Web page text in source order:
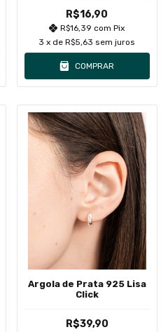
R$16,90
R$16,39com Pix
3 x deR$5,63 sem juros
COMPRAR
Argola de Prata 925 Lisa
Click
R$39,90